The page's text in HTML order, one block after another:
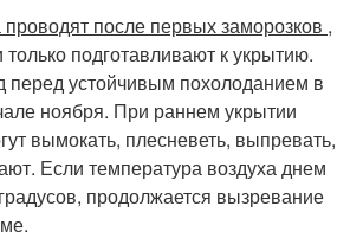
после первых заморозков ,
подготавливают к укрытию.
перед устойчивым похолоданием в
ноября. При раннем укрытии
вымокать, плесневеть, выпревать,
Если температура воздуха днем
продолжается вызревание